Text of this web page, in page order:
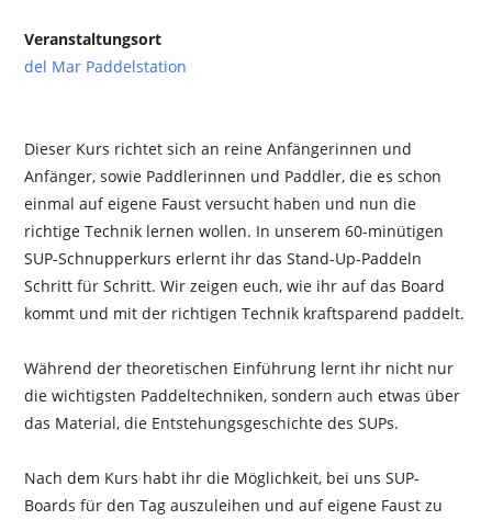
Veranstaltungsort
del Mar Paddelstation
Dieser Kurs richtet sich an reine Anfängerinnen und
Anfänger, sowie Paddlerinnen und Paddler, die es schon
einmal auf eigene Faust versucht haben und nun die
richtige Technik lernen wollen. In unserem 60-minütigen
SUP-Schnupperkurs erlernt ihr das Stand-Up-Paddeln
Schritt für Schritt. Wir zeigen euch, wie ihr auf das Board
kommt und mit der richtigen Technik kraftsparend paddelt.
Während der theoretischen Einführung lernt ihr nicht nur
die wichtigsten Paddeltechniken, sondern auch etwas über
das Material, die Entstehungsgeschichte des SUPs.
Nach dem Kurs habt ihr die Möglichkeit, bei uns SUP-
Boards für den Tag auszuleihen und auf eigene Faust zu